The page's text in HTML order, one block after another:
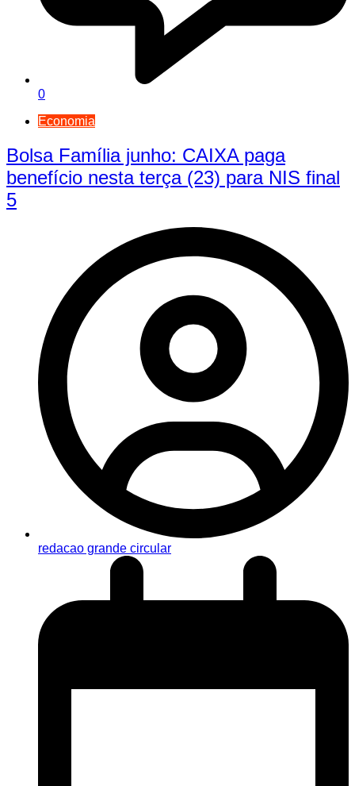
0
Economia
Bolsa Família junho: CAIXA paga
benefício nesta terça (23) para NIS final
5
redacao grande circular